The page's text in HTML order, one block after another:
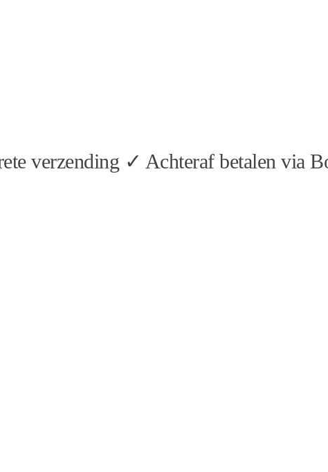
verzending ✓ Achteraf betalen via